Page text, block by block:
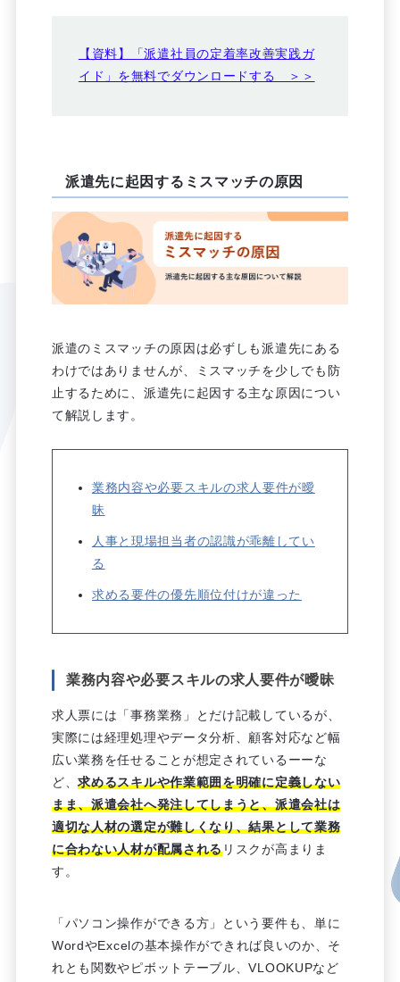
【資料】「派遣社員の定着率改善実践ガ
イド」を無料でダウンロードする ＞＞
派遣先に起因するミスマッチの原因
派遣のミスマッチの原因は必ずしも派遣先にある
わけではありませんが、ミスマッチを少しでも防
止するために、派遣先に起因する主な原因につい
て解説します。
業務内容や必要スキルの求人要件が曖
昧
人事と現場担当者の認識が乖離してい
る
求める要件の優先順位付けが違った
業務内容や必要スキルの求人要件が曖昧
求人票には「事務業務」とだけ記載しているが、
実際には経理処理やデータ分析、顧客対応など幅
広い業務を任せることが想定されているーーな
ど、求めるスキルや作業範囲を明確に定義しない
まま、派遣会社へ発注してしまうと、派遣会社は
適切な人材の選定が難しくなり、結果として業務
に合わない人材が配属されるリスクが高まりま
す。
「パソコン操作ができる方」という要件も、単に
WordやExcelの基本操作ができれば良いのか、そ
れとも関数やピボットテーブル、VLOOKUPなど